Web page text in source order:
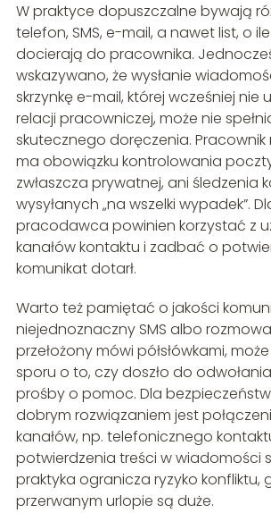
W praktyce dopuszczalne bywają
telefon, SMS, e-mail, a nawet list, o
docierają do pracownika.
wskazywano, że wysłanie
skrzynkę e-mail, której wcześniej nie
relacji pracowniczej, może nie
skutecznego doręczenia. Pracownik
ma obowiązku kontrolowania
zwłaszcza prywatnej, ani śledzenia
wysyłanych „na wszelki wypadek”.
pracodawca powinien korzystać z
kanałów kontaktu i zadbać o
komunikat dotarł.
Warto też pamiętać o jakości
niejednoznaczny SMS albo
przełożony mówi półsłówkami,
sporu o to, czy doszło do
prośby o pomoc. Dla
dobrym rozwiązaniem jest
kanałów, np. telefonicznego
potwierdzenia treści w wiadomości
praktyka ogranicza ryzyko konfliktu,
przerwanym urlopie są duże.